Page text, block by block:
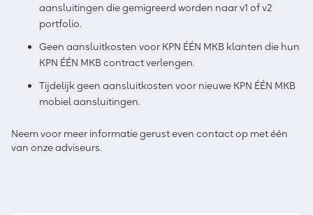
aansluitingen die gemigreerd worden naar v1 of v2
portfolio.
Geen aansluitkosten voor KPN ÉÉN MKB klanten die hun
KPN ÉÉN MKB contract verlengen.
Tijdelijk geen aansluitkosten voor nieuwe KPN ÉÉN MKB
mobiel aansluitingen.
Neem voor meer informatie gerust even contact op met één
van onze adviseurs.